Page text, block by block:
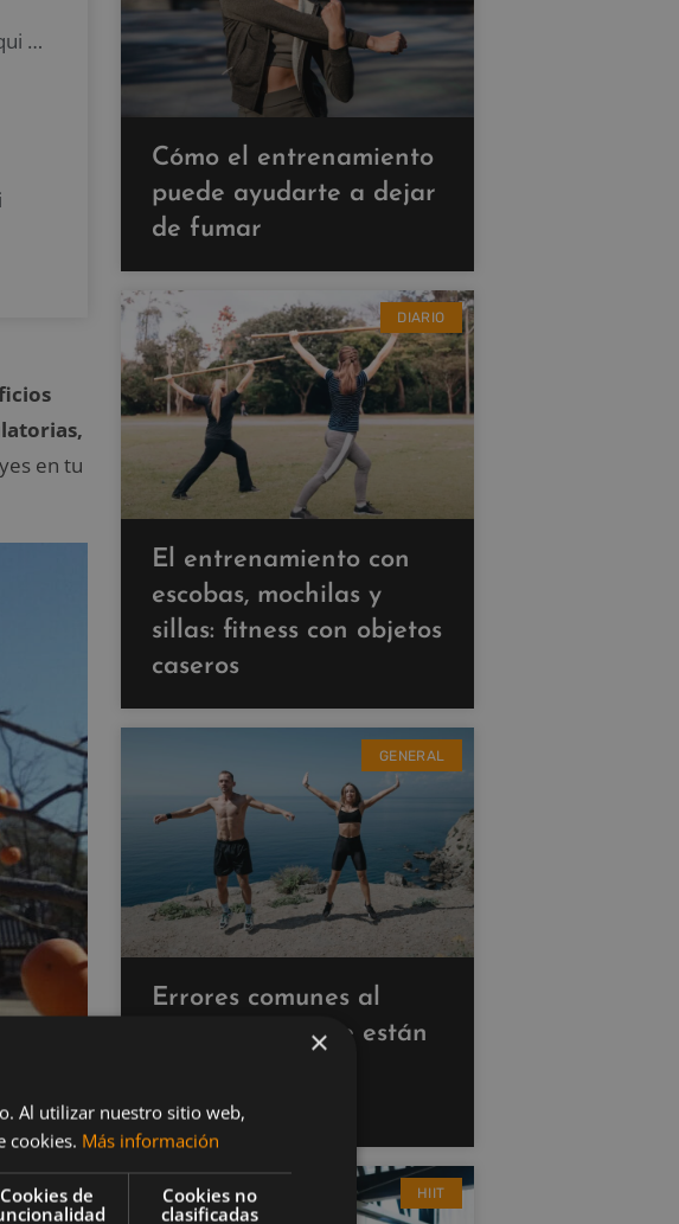
Puede fortalecer el sistema inmunitario, uno de los beneficios que aporta el caqui más valorados
en tu
Cómo el entrenamiento
puede ayudarte a dejar
de fumar
DIARIO
El entrenamiento con
escobas, mochilas y
sillas: fitness con objetos
caseros
GENERAL
Errores comunes al
hacer cardio que están
resultados
HIIT
×
Al utilizar nuestro sitio web,
cookies. Más información
Cookies de
Cookies no
clasificadas